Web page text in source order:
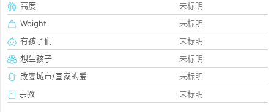
高度
未标明
Weight
未标明
有孩子们
未标明
想生孩子
未标明
改变城市/国家的爱
未标明
宗教
未标明